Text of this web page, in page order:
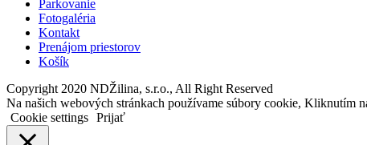
Parkovanie
Fotogaléria
Kontakt
Prenájom priestorov
Košík
Copyright 2020 NDŽilina, s.r.o., All Right Reserved
Na našich webových stránkach používame súbory cookie,
Cookie settings Prijať